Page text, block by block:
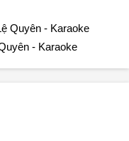
- Karaoke